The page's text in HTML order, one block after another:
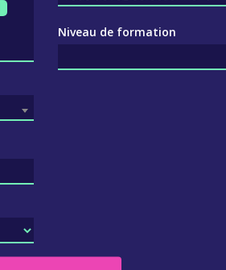
Niveau de formation